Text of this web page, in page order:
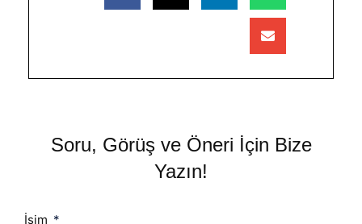
Soru, Görüş ve Öneri İçin Bize
Yazın!
İsim